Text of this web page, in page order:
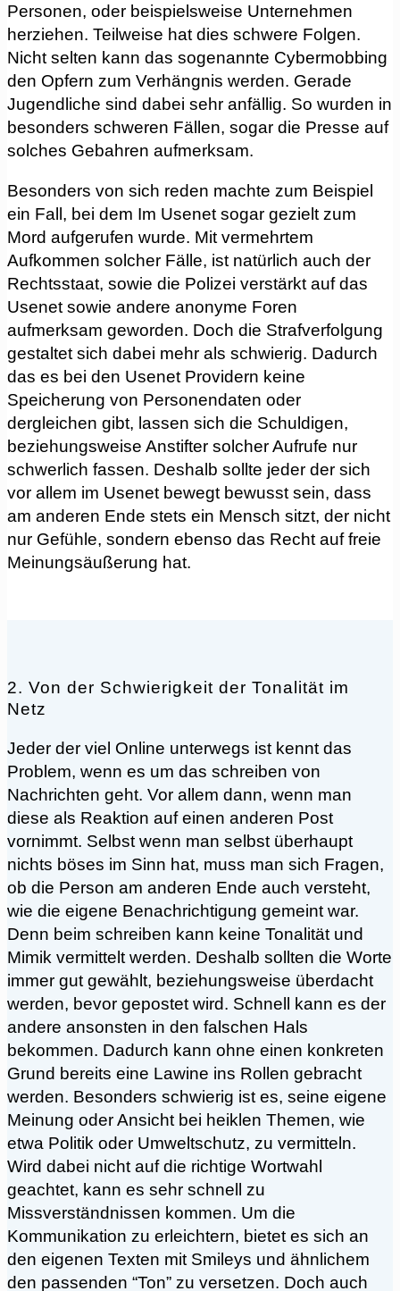
Personen, oder beispielsweise Unternehmen
herziehen. Teilweise hat dies schwere Folgen.
Nicht selten kann das sogenannte Cybermobbing
den Opfern zum Verhängnis werden. Gerade
Jugendliche sind dabei sehr anfällig. So wurden in
besonders schweren Fällen, sogar die Presse auf
solches Gebahren aufmerksam.
Besonders von sich reden machte zum Beispiel
ein Fall, bei dem Im Usenet sogar gezielt zum
Mord aufgerufen wurde. Mit vermehrtem
Aufkommen solcher Fälle, ist natürlich auch der
Rechtsstaat, sowie die Polizei verstärkt auf das
Usenet sowie andere anonyme Foren
aufmerksam geworden. Doch die Strafverfolgung
gestaltet sich dabei mehr als schwierig. Dadurch
das es bei den Usenet Providern keine
Speicherung von Personendaten oder
dergleichen gibt, lassen sich die Schuldigen,
beziehungsweise Anstifter solcher Aufrufe nur
schwerlich fassen. Deshalb sollte jeder der sich
vor allem im Usenet bewegt bewusst sein, dass
am anderen Ende stets ein Mensch sitzt, der nicht
nur Gefühle, sondern ebenso das Recht auf freie
Meinungsäußerung hat.
2. Von der Schwierigkeit der Tonalität im
Netz
Jeder der viel Online unterwegs ist kennt das
Problem, wenn es um das schreiben von
Nachrichten geht. Vor allem dann, wenn man
diese als Reaktion auf einen anderen Post
vornimmt. Selbst wenn man selbst überhaupt
nichts böses im Sinn hat, muss man sich Fragen,
ob die Person am anderen Ende auch versteht,
wie die eigene Benachrichtigung gemeint war.
Denn beim schreiben kann keine Tonalität und
Mimik vermittelt werden. Deshalb sollten die Worte
immer gut gewählt, beziehungsweise überdacht
werden, bevor gepostet wird. Schnell kann es der
andere ansonsten in den falschen Hals
bekommen. Dadurch kann ohne einen konkreten
Grund bereits eine Lawine ins Rollen gebracht
werden. Besonders schwierig ist es, seine eigene
Meinung oder Ansicht bei heiklen Themen, wie
etwa Politik oder Umweltschutz, zu vermitteln.
Wird dabei nicht auf die richtige Wortwahl
geachtet, kann es sehr schnell zu
Missverständnissen kommen. Um die
Kommunikation zu erleichtern, bietet es sich an
den eigenen Texten mit Smileys und ähnlichem
den passenden “Ton” zu versetzen. Doch auch